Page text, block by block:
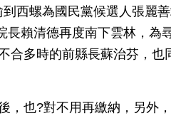
西螺為國民黨候選人張麗
賴清德再度南下雲林，為
合多時的前縣長蘇治芬，也
，也?對不用再繳納，另外